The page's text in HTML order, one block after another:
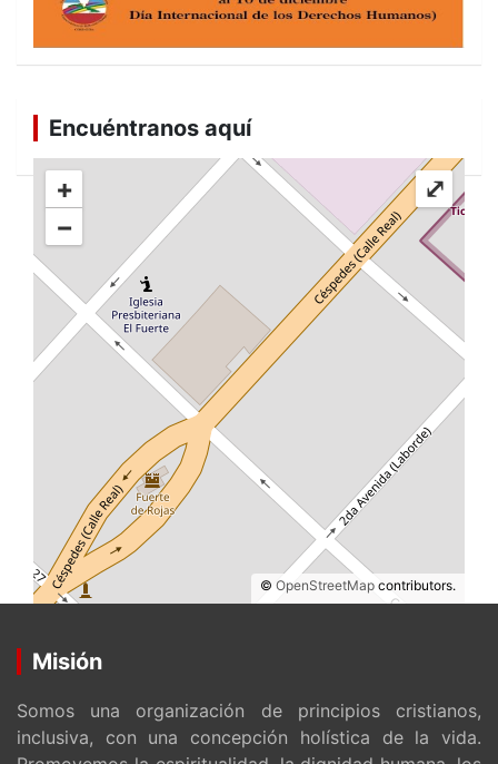
Encuéntranos aquí
+
−
© OpenStreetMap contributors.
⤢
Misión
Somos una organización de principios cristianos,
inclusiva, con una concepción holística de la vida.